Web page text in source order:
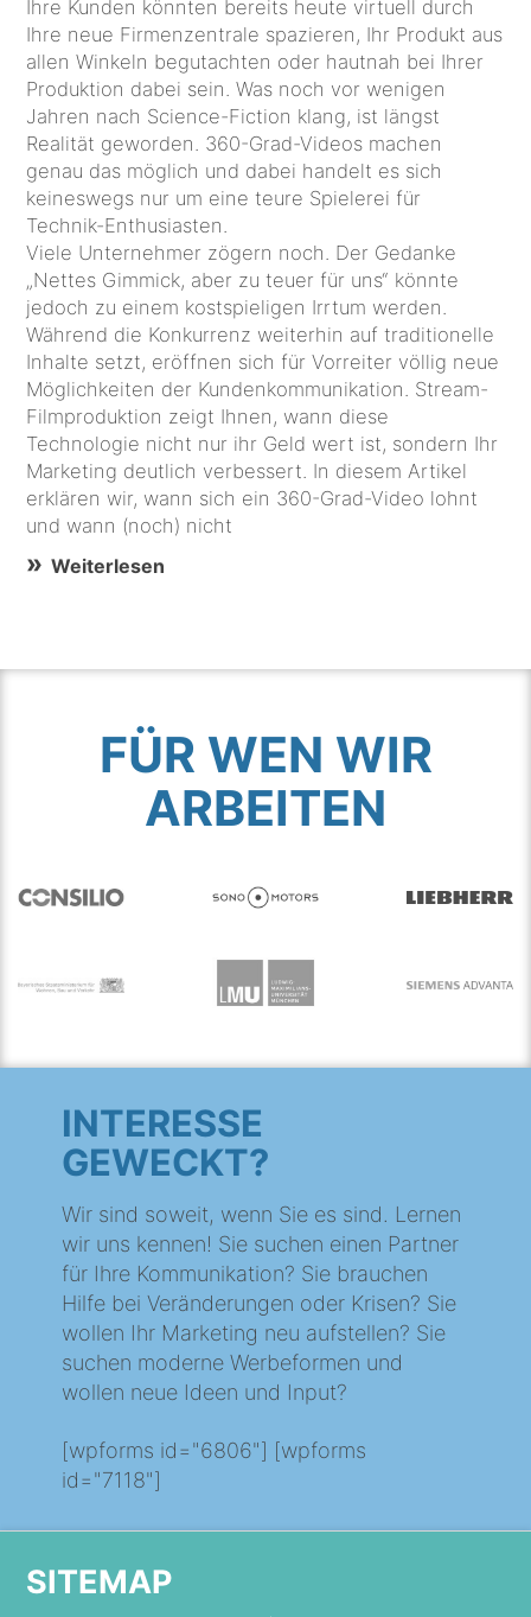
Ihre Kunden könnten bereits heute virtuell durch
Ihre neue Firmenzentrale spazieren, Ihr Produkt aus
allen Winkeln begutachten oder hautnah bei Ihrer
Produktion dabei sein. Was noch vor wenigen
Jahren nach Science-Fiction klang, ist längst
Realität geworden. 360-Grad-Videos machen
genau das möglich und dabei handelt es sich
keineswegs nur um eine teure Spielerei für
Technik-Enthusiasten.
Viele Unternehmer zögern noch. Der Gedanke
„Nettes Gimmick, aber zu teuer für uns“ könnte
jedoch zu einem kostspieligen Irrtum werden.
Während die Konkurrenz weiterhin auf traditionelle
Inhalte setzt, eröffnen sich für Vorreiter völlig neue
Möglichkeiten der Kundenkommunikation. Stream-
Filmproduktion zeigt Ihnen, wann diese
Technologie nicht nur ihr Geld wert ist, sondern Ihr
Marketing deutlich verbessert. In diesem Artikel
erklären wir, wann sich ein 360-Grad-Video lohnt
und wann (noch) nicht
Weiterlesen
FÜR WEN WIR
ARBEITEN
INTERESSE
GEWECKT?
Wir sind soweit, wenn Sie es sind. Lernen
wir uns kennen! Sie suchen einen Partner
für Ihre Kommunikation? Sie brauchen
Hilfe bei Veränderungen oder Krisen? Sie
wollen Ihr Marketing neu aufstellen? Sie
suchen moderne Werbeformen und
wollen neue Ideen und Input?
[wpforms id="6806"] [wpforms
id="7118"]
SITEMAP